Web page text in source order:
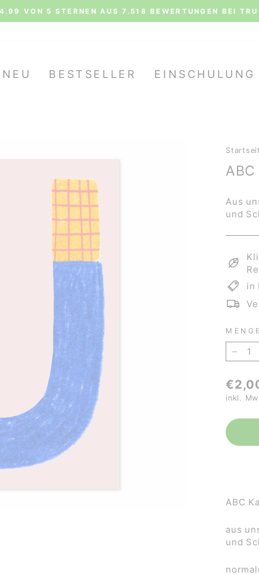
Pause
KOSTENLOSER VERSAND AB 70€ (D) | 100€
NEU BESTSELLER EINSCHULUNG
Aus
und
in
MENGE
−
Preis
inkl.
ABC
aus
und